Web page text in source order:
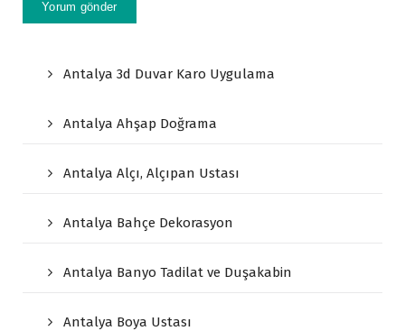
Antalya 3d Duvar Karo Uygulama
Antalya Ahşap Doğrama
Antalya Alçı, Alçıpan Ustası
Antalya Bahçe Dekorasyon
Antalya Banyo Tadilat ve Duşakabin
Antalya Boya Ustası